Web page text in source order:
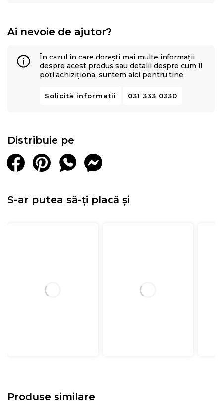
Ai nevoie de ajutor?
În cazul în care dorești mai multe informații
despre acest produs sau detalii despre cum îl
poți achiziționa, suntem aici pentru tine.
Solicită informații 031 333 0330
Distribuie pe
S-ar putea să-ți placă și
Produse similare